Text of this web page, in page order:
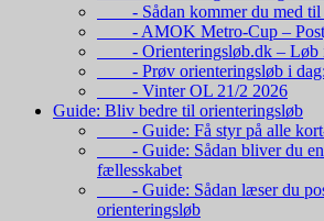
- Sådan kommer du med til
- AMOK Metro-Cup –
- Orienteringsløb.dk – Løb i
- Prøv orienteringsløb i
- Vinter OL 21/2 2026
Guide: Bliv bedre til orienteringsløb
- Guide: Få styr på alle
- Guide: Sådan bliver du
fællesskabet
- Guide: Sådan læser du
orienteringsløb